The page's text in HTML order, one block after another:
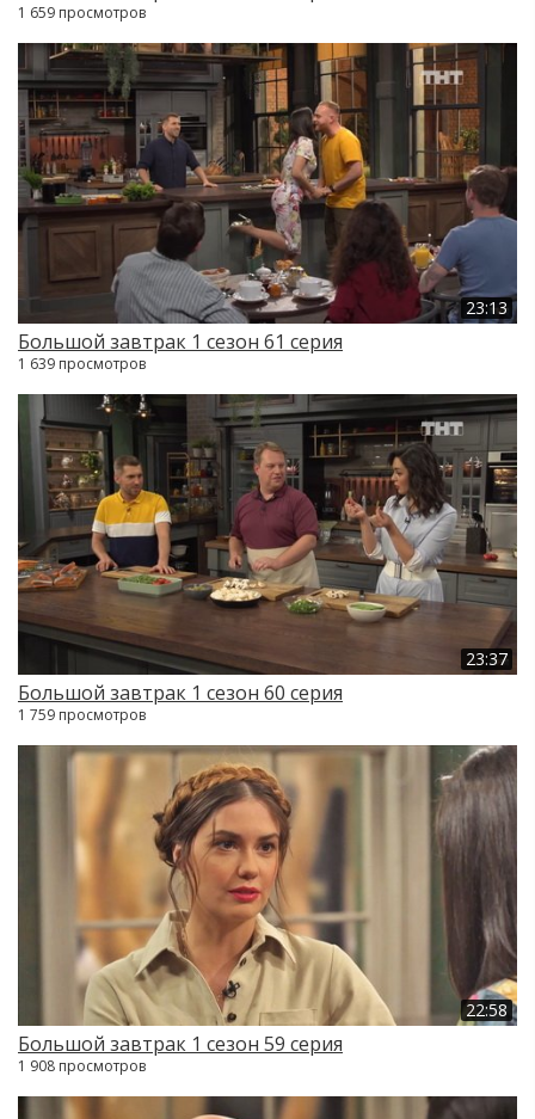
1 659 просмотров
23:13
Большой завтрак 1 сезон 61 серия
1 639 просмотров
23:37
Большой завтрак 1 сезон 60 серия
1 759 просмотров
22:58
Большой завтрак 1 сезон 59 серия
1 908 просмотров